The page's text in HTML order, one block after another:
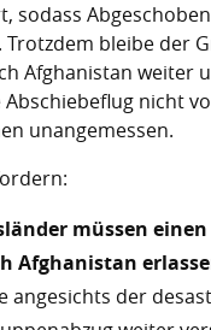
sodass
bleibe der
Afghanistan weiter
nicht
unangemessen.
müssen
Afghanistan
angesichts der